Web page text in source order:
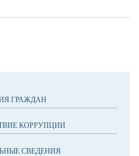
ГРАЖДАН
КОРРУПЦИИ
СВЕДЕНИЯ